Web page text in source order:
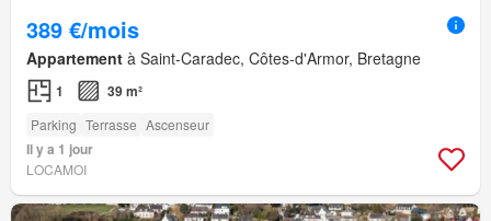
389 €/mois
Appartement à Saint-Caradec, Côtes-d'Armor, Bretagne
1 39 m²
Parking Terrasse Ascenseur
Il y a 1 jour
LOCAMOI